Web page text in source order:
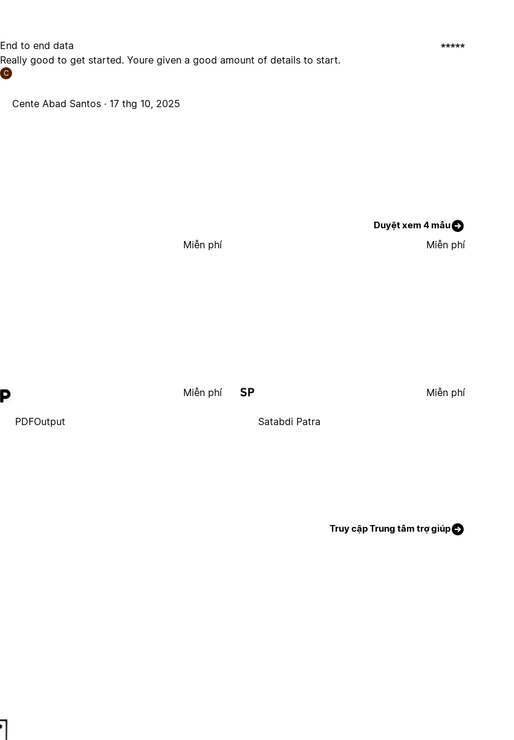
End to end data
Really good to get started. Youre given a good amount of details to start.
C
Cente Abad Santos · 17 thg 10, 2025
Duyệt xem 4 mẫu
Miễn phí Miễn phí
PDFOutput
Miễn phí
Satabdi Patra
Miễn phí
Truy cập Trung tâm trợ giúp